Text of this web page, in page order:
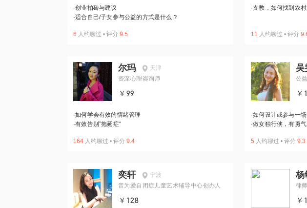
·创业拍砖与建议
·适合自己/子女参与公益的方式是什么？
6 人约聊过 • 评分 9.5
·支教，如何找到农
11 人约聊过 • 评分
尔玛
天津
资深心理咨询师
￥99
·如何学会有效的情绪管理
·有效告别”拖延症“
164 人约聊过 • 评分 9.4
吴
公
￥
·如何设计或参与一
·做女独行侠，有勇
5 人约聊过 • 评分 9.3
奕轩
宁波
音为爱自闭症儿童艺术辅导中心创办人
￥128
杨
律师
￥